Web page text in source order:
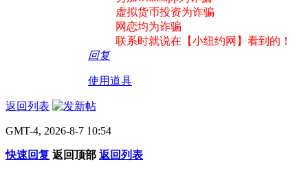
虚拟货币投资为诈骗
网恋均为诈骗
联系时就说在【小纽约网】看到的！
回复
使用道具
返回列表
GMT-4, 2026-8-7 10:54
快速回复 返回顶部 返回列表